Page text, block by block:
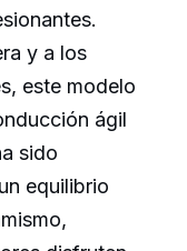
y a los
este modelo
ágil
sido
equilibrio